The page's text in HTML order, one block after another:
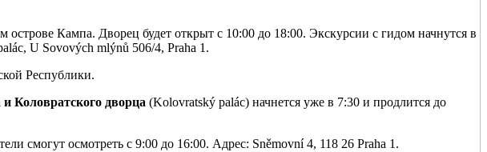
Кампа. Дворец будет открыт с 10:00 до 18:00. Экскурсии с гидом начнутся в
U Sovových mlýnů 506/4, Praha 1.
Республики.
и Коловратского дворца (Kolovratský palác) начнется уже в 7:30 и продлится до
смогут осмотреть с 9:00 до 16:00. Адрес: Sněmovní 4, 118 26 Praha 1.